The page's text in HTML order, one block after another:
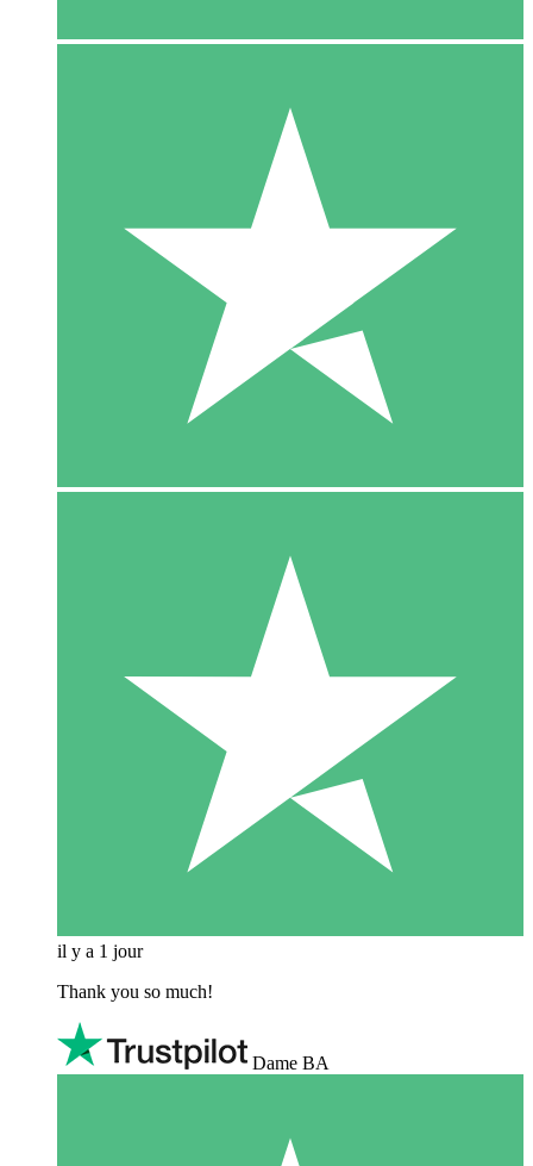
il y a 1 jour
Thank you so much!
Dame BA